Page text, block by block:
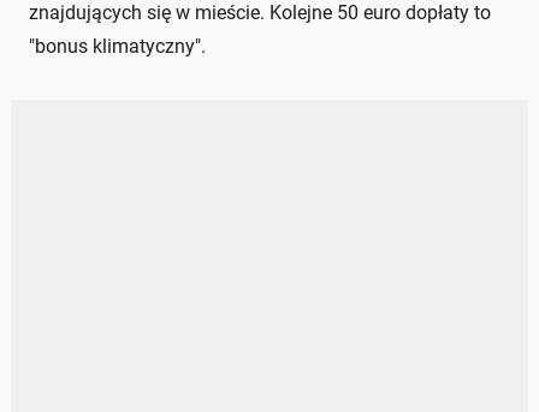
znajdujących się w mieście. Kolejne 50 euro dopłaty to
"bonus klimatyczny".